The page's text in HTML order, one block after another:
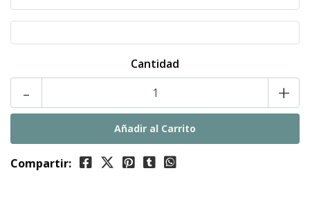
Cantidad
- +
Compartir: